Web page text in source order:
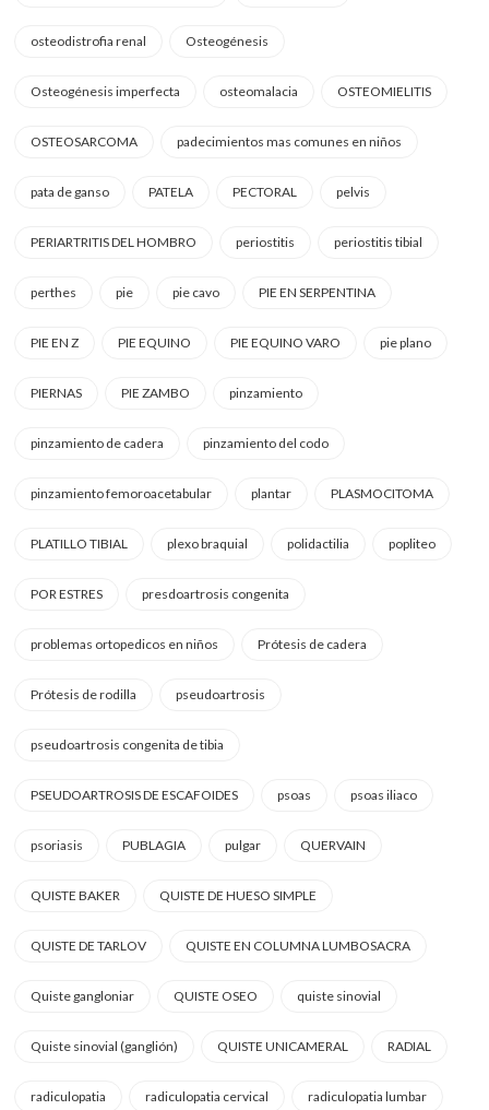
osteodistrofia renal Osteogénesis
Osteogénesis imperfecta osteomalacia OSTEOMIELITIS
OSTEOSARCOMA padecimientos mas comunes en niños
pata de ganso PATELA PECTORAL pelvis
PERIARTRITIS DEL HOMBRO periostitis periostitis tibial
perthes pie pie cavo PIE EN SERPENTINA
PIE EN Z PIE EQUINO PIE EQUINO VARO pie plano
PIERNAS PIE ZAMBO pinzamiento
pinzamiento de cadera pinzamiento del codo
pinzamiento femoroacetabular plantar PLASMOCITOMA
PLATILLO TIBIAL plexo braquial polidactilia popliteo
POR ESTRES presdoartrosis congenita
problemas ortopedicos en niños Prótesis de cadera
Prótesis de rodilla pseudoartrosis
pseudoartrosis congenita de tibia
PSEUDOARTROSIS DE ESCAFOIDES psoas psoas iliaco
psoriasis PUBLAGIA pulgar QUERVAIN
QUISTE BAKER QUISTE DE HUESO SIMPLE
QUISTE DE TARLOV QUISTE EN COLUMNA LUMBOSACRA
Quiste gangloniar QUISTE OSEO quiste sinovial
Quiste sinovial (ganglión) QUISTE UNICAMERAL RADIAL
radiculopatia radiculopatia cervical radiculopatia lumbar